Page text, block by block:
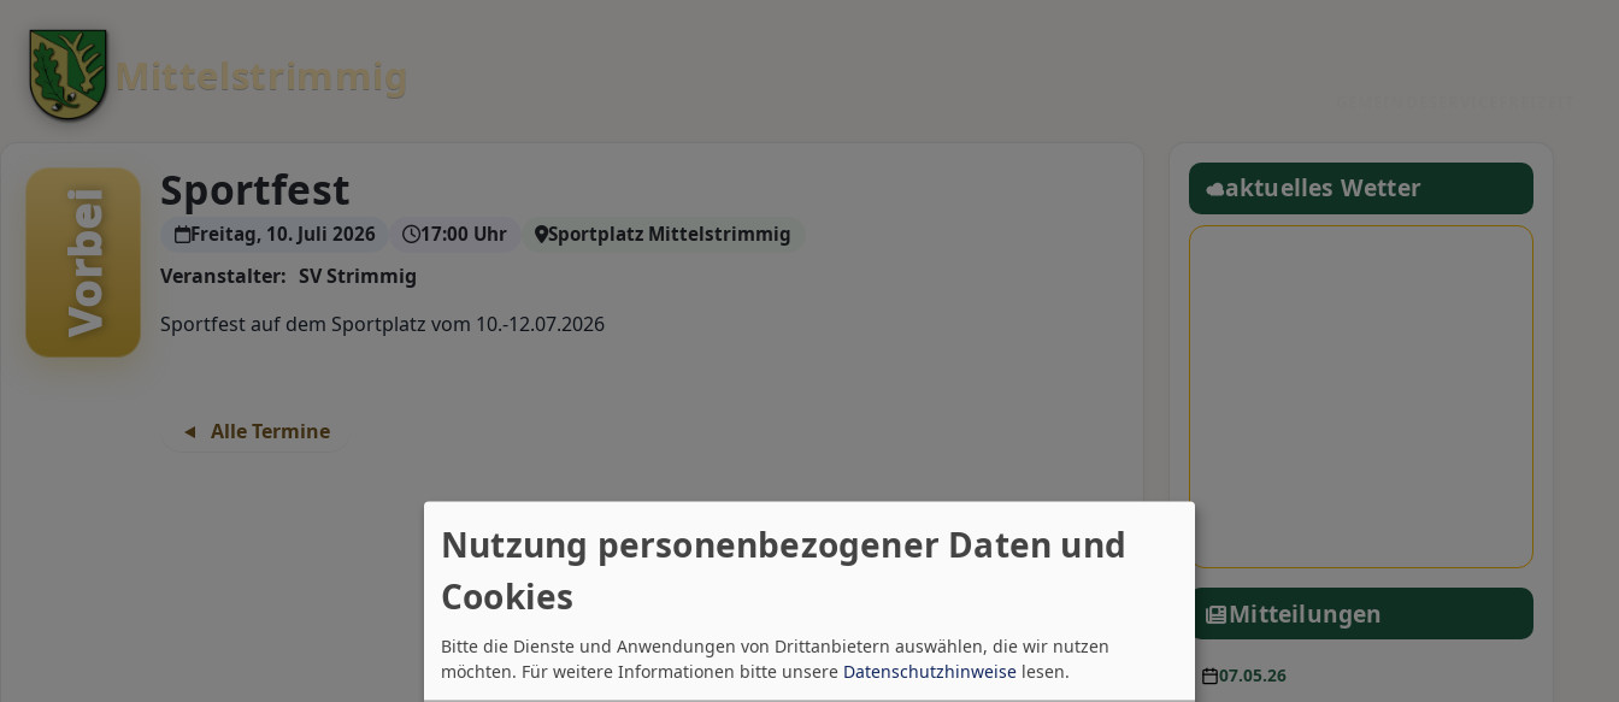
Mittelstrimmig
Vorbei Sportfest
Freitag, 10. Juli 2026 17:00 Uhr Sportplatz Mittelstrimmig
Veranstalter: SV Strimmig
Sportfest auf dem Sportplatz vom 10.-12.07.2026
Alle Termine
aktuelles Wetter
Mitteilungen
07.05.26
Nutzung personenbezogener Daten und
Cookies
Bitte die Dienste und Anwendungen von Drittanbietern auswählen, die wir nutzen
möchten. Für weitere Informationen bitte unsere Datenschutzhinweise lesen.